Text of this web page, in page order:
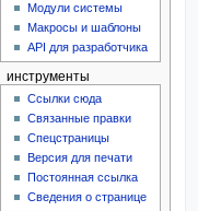
Модули системы
Макросы и шаблоны
API для разработчика
инструменты
Ссылки сюда
Связанные правки
Спецстраницы
Версия для печати
Постоянная ссылка
Сведения о странице